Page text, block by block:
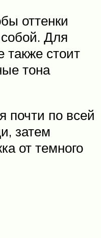
оттенки
Для
также стоит
тона
почти по всей
затем
от темного